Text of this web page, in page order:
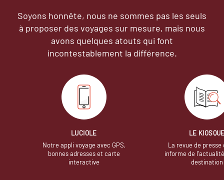
Soyons honnête, nous ne sommes pas les seuls
à proposer des voyages sur mesure, mais nous
avons quelques atouts qui font
incontestablement la différence.
LUCIOLE
Notre appli voyage avec GPS,
bonnes adresses et carte
interactive
LE
La revue de presse
informe de
destination